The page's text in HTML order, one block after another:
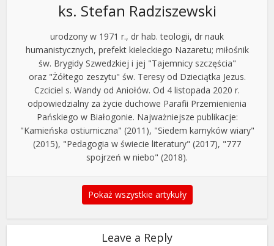
ks. Stefan Radziszewski
urodzony w 1971 r., dr hab. teologii, dr nauk
humanistycznych, prefekt kieleckiego Nazaretu; miłośnik
św. Brygidy Szwedzkiej i jej "Tajemnicy szczęścia"
oraz "Żółtego zeszytu" św. Teresy od Dzieciątka Jezus.
Czciciel s. Wandy od Aniołów. Od 4 listopada 2020 r.
odpowiedzialny za życie duchowe Parafii Przemienienia
Pańskiego w Białogonie. Najważniejsze publikacje:
"Kamieńska ostiumiczna" (2011), "Siedem kamyków wiary"
(2015), "Pedagogia w świecie literatury" (2017), "777
spojrzeń w niebo" (2018).
Pokaż wszystkie artykuły
Leave a Reply